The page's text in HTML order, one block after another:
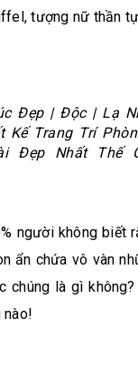
tượng nữ thần
Đẹp | Độc | Lạ
Kế Trang Trí
Đẹp Nhất Thế
người không biết
ẩn chứa vô vàn
chúng là gì không?
nào!